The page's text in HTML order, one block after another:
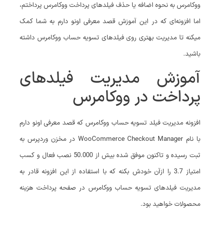
ووکامرس به نحوه اضافه یا حذف فیلدهای پرداخت ووکامرس پرداختم،
اما افزونه‌ای که در این آموزش قصد معرفی اونو دارم به شما کمک
میکنه تا مدیریت بهتری روی فیلدهای تسویه حساب ووکامرس داشته
باشید.
آموزش مدیریت فیلدهای
پرداخت در ووکامرس
افزونه مدیریت فیلد تسویه حساب ووکامرس که قصد معرفی اونو دارم
با نام WooCommerce Checkout Manager در مخزن وردپرس به
ثبت رسیده و تاکنون موفق شده بیش از 50.000 نصب فعال و کسب
امتیاز 3.7 را ازآن خودش بکنه که با استفاده از این افزونه قادر به
مدیریت فیلدهای تسویه حساب ووکامرس در صفحه پرداخت هزینه
محصولات خواهید بود.